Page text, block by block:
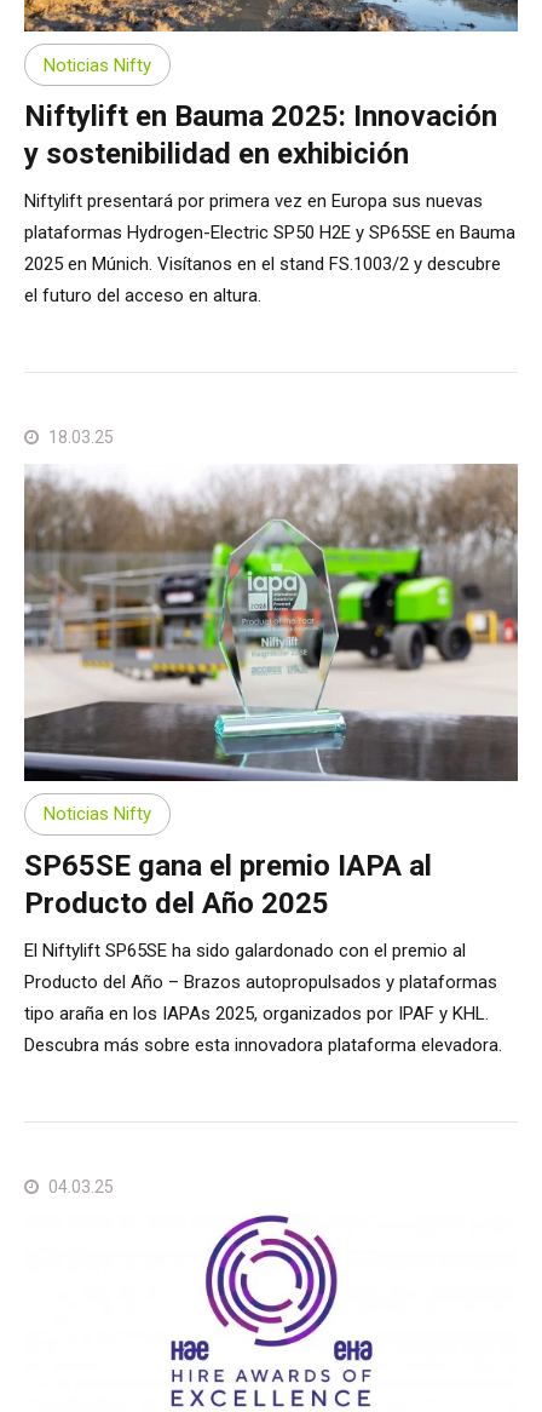
Noticias Nifty
Niftylift en Bauma 2025: Innovación
y sostenibilidad en exhibición
Niftylift presentará por primera vez en Europa sus nuevas
plataformas Hydrogen-Electric SP50 H2E y SP65SE en Bauma
2025 en Múnich. Visítanos en el stand FS.1003/2 y descubre
el futuro del acceso en altura.
18.03.25
Noticias Nifty
SP65SE gana el premio IAPA al
Producto del Año 2025
El Niftylift SP65SE ha sido galardonado con el premio al
Producto del Año – Brazos autopropulsados y plataformas
tipo araña en los IAPAs 2025, organizados por IPAF y KHL.
Descubra más sobre esta innovadora plataforma elevadora.
04.03.25